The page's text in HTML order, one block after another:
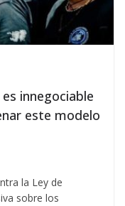
innegociable
este modelo
la Ley de
sobre los